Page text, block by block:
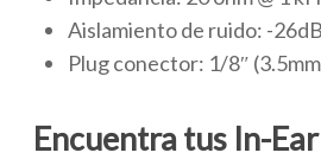
Aislamiento de ruido: -26dB
Plug conector: 1/8″
Encuentra tus In-